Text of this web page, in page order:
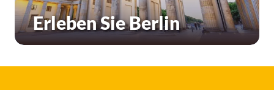
Erleben Sie Berlin